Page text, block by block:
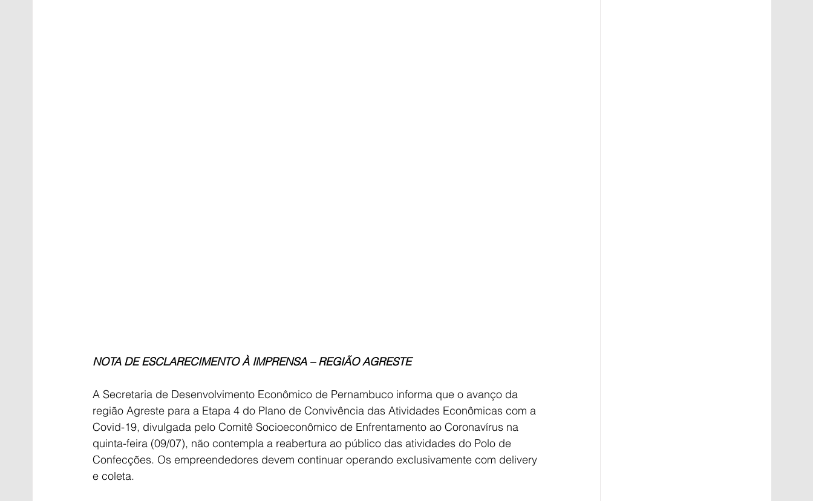
NOTA DE ESCLARECIMENTO À IMPRENSA – REGIÃO AGRESTE
A Secretaria de Desenvolvimento Econômico de Pernambuco informa que o avanço da
região Agreste para a Etapa 4 do Plano de Convivência das Atividades Econômicas com a
Covid-19, divulgada pelo Comitê Socioeconômico de Enfrentamento ao Coronavírus na
quinta-feira (09/07), não contempla a reabertura ao público das atividades do Polo de
Confecções. Os empreendedores devem continuar operando exclusivamente com delivery
e coleta.